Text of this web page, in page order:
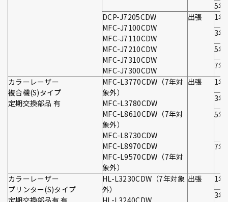
5年
DCP-J7205CDW
MFC-J7100CDW
MFC-J7110CDW
MFC-J7210CDW
MFC-J7310CDW
MFC-J7300CDW
出張
1年
3年
5年
7年
カラーレーザー
複合機(S)タイプ
定期交換部品 有
MFC-L3770CDW（7年対
象外）
MFC-L3780CDW
MFC-L8610CDW（7年対
象外）
MFC-L8730CDW
MFC-L8970CDW
MFC-L9570CDW（7年対
象外）
出張
1年
3年
5年
7年
カラーレーザー
プリンター(S)タイプ
定期交換部品有 有
HL-L3230CDW（7年対象
外）
HL-L3240CDW
出張
1年
3年